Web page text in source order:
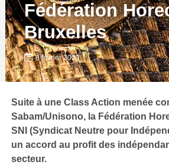
Fédération
Bruxelles
8 février 2023
Suite à une Class Action menée
Sabam/Unisono, la Fédération
SNI (Syndicat Neutre pour
un accord au profit des
secteur.